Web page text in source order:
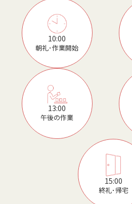
10:00
朝礼･作業開始
13:00
午後の作業
15:00
終礼･帰宅